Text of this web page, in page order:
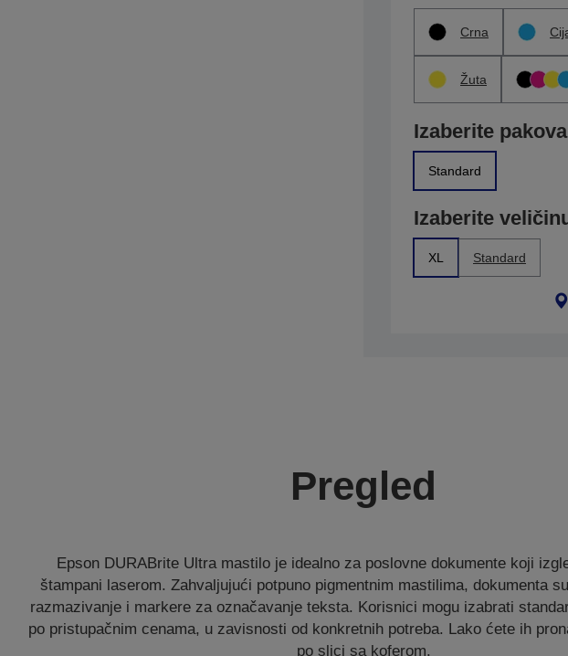
Crna
Žuta
Izaberite
Standard
Izaberite
XL Standard
Pregled
Epson DURABrite Ultra mastilo je idealno za poslovne dokumente koji
štampani laserom. Zahvaljujući potpuno pigmentnim mastilima, dokumenta
razmazivanje i markere za označavanje teksta. Korisnici mogu izabrati
po pristupačnim cenama, u zavisnosti od konkretnih potreba. Lako ćete ih
po slici sa koferom.